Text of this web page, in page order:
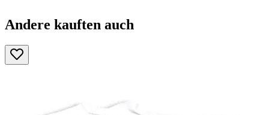
Andere kauften auch